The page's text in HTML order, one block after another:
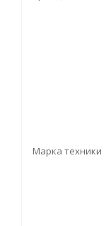
Марка техники